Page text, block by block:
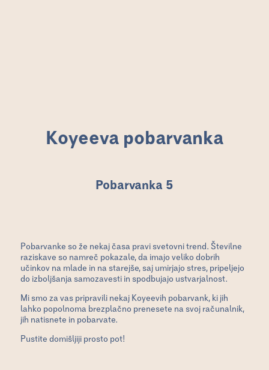
Koyeeva pobarvanka
Pobarvanka 5
Pobarvanke so že nekaj časa pravi svetovni trend. Številne
raziskave so namreč pokazale, da imajo veliko dobrih
učinkov na mlade in na starejše, saj umirjajo stres, pripeljejo
do izboljšanja samozavesti in spodbujajo ustvarjalnost.
Mi smo za vas pripravili nekaj Koyeevih pobarvank, ki jih
lahko popolnoma brezplačno prenesete na svoj računalnik,
jih natisnete in pobarvate.
Pustite domišljiji prosto pot!